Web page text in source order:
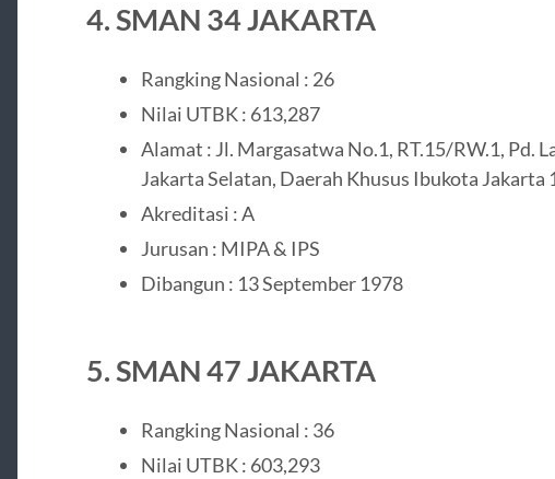
4. SMAN 34 JAKARTA
Rangking Nasional : 26
Nilai UTBK : 613,287
Alamat : Jl. Margasatwa No.1, RT.15/RW.1, Pd.
Jakarta Selatan, Daerah Khusus Ibukota Jakarta
Akreditasi : A
Jurusan : MIPA & IPS
Dibangun : 13 September 1978
5. SMAN 47 JAKARTA
Rangking Nasional : 36
Nilai UTBK : 603,293